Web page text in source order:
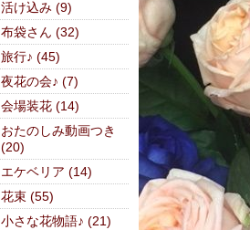
活け込み (9)
布袋さん (32)
旅行♪ (45)
夜花の会♪ (7)
会場装花 (14)
おたのしみ動画つき
(20)
エケベリア (14)
花束 (55)
小さな花物語♪ (21)